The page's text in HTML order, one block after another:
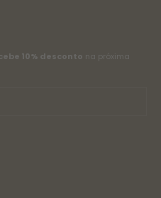
10% desconto na próxima